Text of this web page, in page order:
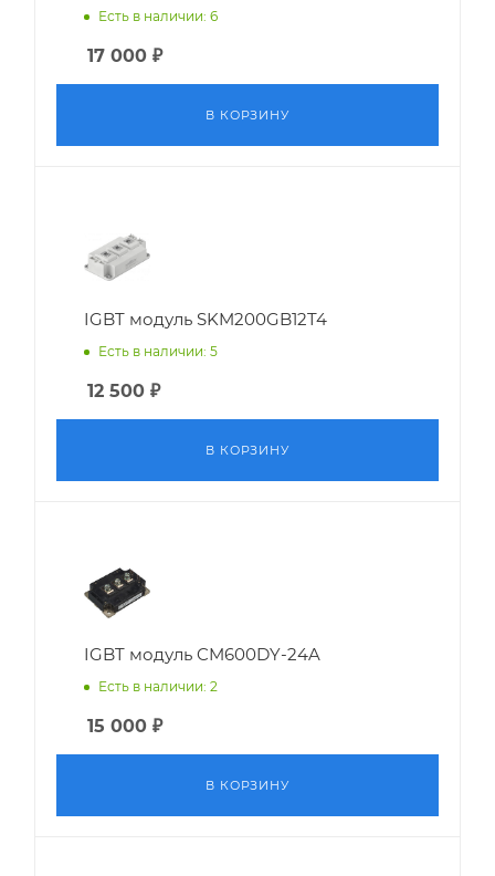
Есть в наличии: 6
17 000 ₽
В КОРЗИНУ
IGBT модуль SKM200GB12T4
Есть в наличии: 5
12 500 ₽
В КОРЗИНУ
IGBT модуль CM600DY-24A
Есть в наличии: 2
15 000 ₽
В КОРЗИНУ